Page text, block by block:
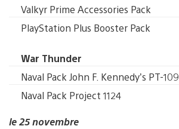
Valkyr Prime Accessories Pack
PlayStation Plus Booster Pack
War Thunder
Naval Pack John F. Kennedy’s PT-109
Naval Pack Project 1124
le 25 novembre